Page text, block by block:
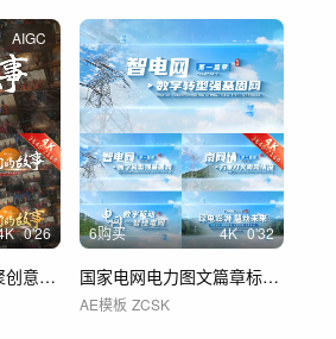
AIGC
K 0'26
快速翻页照片墙汇聚创意片头片尾
6购买 4K 0'32
国家电网电力图文篇章标题文字片头 02
AE模板 ZCSK